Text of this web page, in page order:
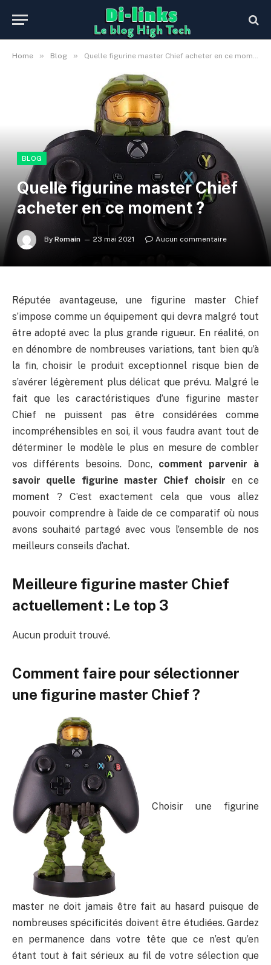
Home » Blog » Quelle figurine master Chief acheter en ce moment ?
BLOG
Quelle figurine master Chief
acheter en ce moment ?
By Romain 23 mai 2021 Aucun commentaire
Réputée avantageuse, une figurine master Chief
s’impose comme un équipement qui devra malgré tout
être adopté avec la plus grande rigueur. En réalité, on
en dénombre de nombreuses variations, tant bien qu’à
la fin, choisir le produit exceptionnel risque bien de
s’avérer légèrement plus délicat que prévu. Malgré le
fait que les caractéristiques d’une figurine master
Chief ne puissent pas être considérées comme
incompréhensibles en soi, il vous faudra avant tout de
déterminer le modèle le plus en mesure de combler
vos différents besoins. Donc, comment parvenir à
savoir quelle figurine master Chief choisir en ce
moment ? C’est exactement cela que vous allez
pouvoir comprendre à l’aide de ce comparatif où nous
avons souhaité partagé avec vous l’ensemble de nos
meilleurs conseils d’achat.
Meilleure figurine master Chief
actuellement : Le top 3
Aucun produit trouvé.
Comment faire pour sélectionner
une figurine master Chief ?
Choisir une figurine
master ne doit jamais être fait au hasard puisque de
nombreuses spécificités doivent être étudiées. Gardez
en permanence dans votre tête que ce n’est qu’en
étant tout à fait sérieux au fil de votre sélection que